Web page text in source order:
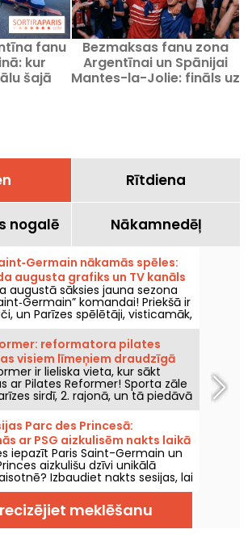
fanu
kur
šajā
Bezmaksas fanu zona
Argentīnai un Spānijai
Mantes-la-Jolie: fināls uz
Rītdiena
nogalē Nākamnedēļ
nākamās spēles:
augusta grafiks un TV kanāls
augustā sāksies jauna sezona
komandai! Priekšā ir
un Parīzes spēlētāji, visticamāk,
trofejas kopā ar Luisu Enriku.
reformatora pilates
visiem līmeņiem draudzīgā
ir lieliska vieta, kur sākt
ar Pilates Reformer! Sporta zāle
sirdī, 2. rajonā, un tā piedāvā
Reformer Pilates nodarbības
vidē.
Parc des Princesā:
ar PSG aizkulisēm nakts laikā
noskaņa ar DJ setiem
iepazīt Paris Saint-Germain un
aizkulišu dzīvi unikālā
Izbaudiet nakts sesijas, lai
apmeklēt arī naktī un
virkni festivālu pasākumu.
2026. gada programma!
meklēšanu